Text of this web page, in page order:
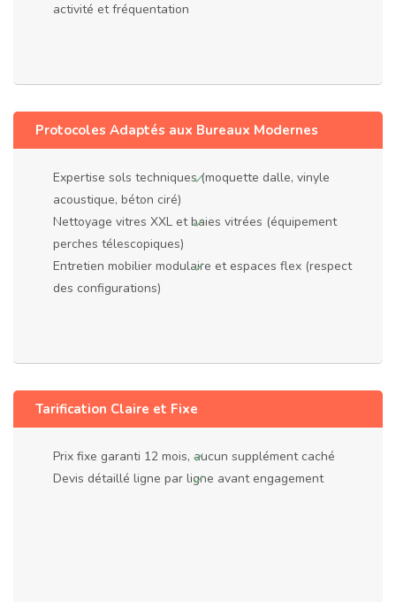
activité et fréquentation
Protocoles Adaptés aux Bureaux Modernes
Expertise sols techniques (moquette dalle, vinyle
acoustique, béton ciré)
Nettoyage vitres XXL et baies vitrées (équipement
perches télescopiques)
Entretien mobilier modulaire et espaces flex (respect
des configurations)
Tarification Claire et Fixe
Prix fixe garanti 12 mois, aucun supplément caché
Devis détaillé ligne par ligne avant engagement